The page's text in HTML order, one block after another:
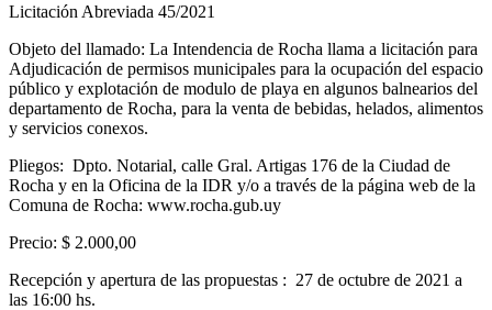
Licitación Abreviada 45/2021
Objeto del llamado: La Intendencia de Rocha llama a licitación para
Adjudicación de permisos municipales para la ocupación del espacio
público y explotación de modulo de playa en algunos balnearios del
departamento de Rocha, para la venta de bebidas, helados, alimentos
y servicios conexos.
Pliegos: Dpto. Notarial, calle Gral. Artigas 176 de la Ciudad de
Rocha y en la Oficina de la IDR y/o a través de la página web de la
Comuna de Rocha: www.rocha.gub.uy
Precio: $ 2.000,00
Recepción y apertura de las propuestas : 27 de octubre de 2021 a
las 16:00 hs.